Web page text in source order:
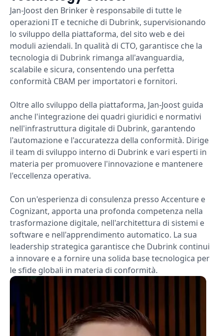
Jan-Joost den Brinker è responsabile di tutte le
operazioni IT e tecniche di Dubrink, supervisionando
lo sviluppo della piattaforma, del sito web e dei
moduli aziendali. In qualità di CTO, garantisce che la
tecnologia di Dubrink rimanga all'avanguardia,
scalabile e sicura, consentendo una perfetta
conformità CBAM per importatori e fornitori.
Oltre allo sviluppo della piattaforma, Jan-Joost guida
anche l'integrazione dei quadri giuridici e normativi
nell'infrastruttura digitale di Dubrink, garantendo
l'automazione e l'accuratezza della conformità. Dirige
il team di sviluppo interno di Dubrink e vari esperti in
materia per promuovere l'innovazione e mantenere
l'eccellenza operativa.
Con un'esperienza di consulenza presso Accenture e
Cognizant, apporta una profonda competenza nella
trasformazione digitale, nell'architettura di sistemi e
software e nell'apprendimento automatico. La sua
leadership strategica garantisce che Dubrink continui
a innovare e a fornire una solida base tecnologica per
le sfide globali in materia di conformità.